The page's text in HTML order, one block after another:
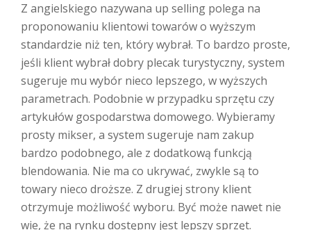
Z angielskiego nazywana up selling polega na
proponowaniu klientowi towarów o wyższym
standardzie niż ten, który wybrał. To bardzo proste,
jeśli klient wybrał dobry plecak turystyczny, system
sugeruje mu wybór nieco lepszego, w wyższych
parametrach. Podobnie w przypadku sprzętu czy
artykułów gospodarstwa domowego. Wybieramy
prosty mikser, a system sugeruje nam zakup
bardzo podobnego, ale z dodatkową funkcją
blendowania. Nie ma co ukrywać, zwykle są to
towary nieco droższe. Z drugiej strony klient
otrzymuje możliwość wyboru. Być może nawet nie
wie, że na rynku dostępny jest lepszy sprzęt.